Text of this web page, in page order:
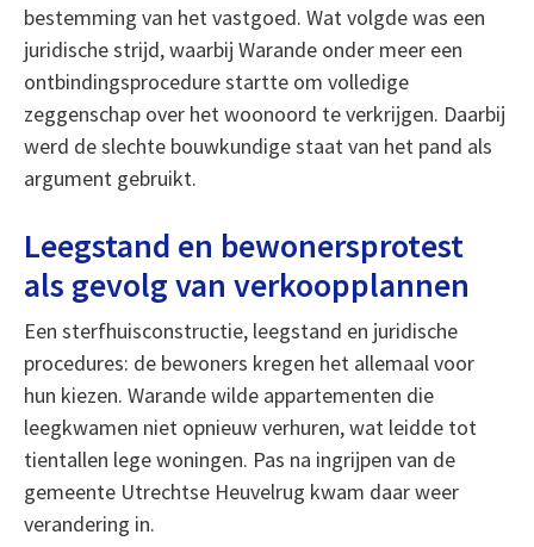
bestemming van het vastgoed. Wat volgde was een
juridische strijd, waarbij Warande onder meer een
ontbindingsprocedure startte om volledige
zeggenschap over het woonoord te verkrijgen. Daarbij
werd de slechte bouwkundige staat van het pand als
argument gebruikt.
Leegstand en bewonersprotest
als gevolg van verkoopplannen
Een sterfhuisconstructie, leegstand en juridische
procedures: de bewoners kregen het allemaal voor
hun kiezen. Warande wilde appartementen die
leegkwamen niet opnieuw verhuren, wat leidde tot
tientallen lege woningen. Pas na ingrijpen van de
gemeente Utrechtse Heuvelrug kwam daar weer
verandering in.